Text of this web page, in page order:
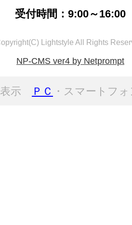
受付時間：9:00～16:00
Lightstyle All Rights
NP-CMS ver4 by Netprompt
表示 ＰＣ ・スマートフ